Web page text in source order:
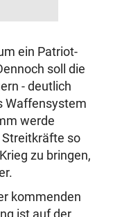
ein Patriot-
soll die
- deutlich
Waffensystem
werde
so
zu bringen,
kommenden
ist auf der